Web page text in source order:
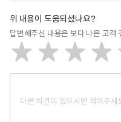
위 내용이 도움되셨나요?
답변해주신 내용은 보다 나은 고객